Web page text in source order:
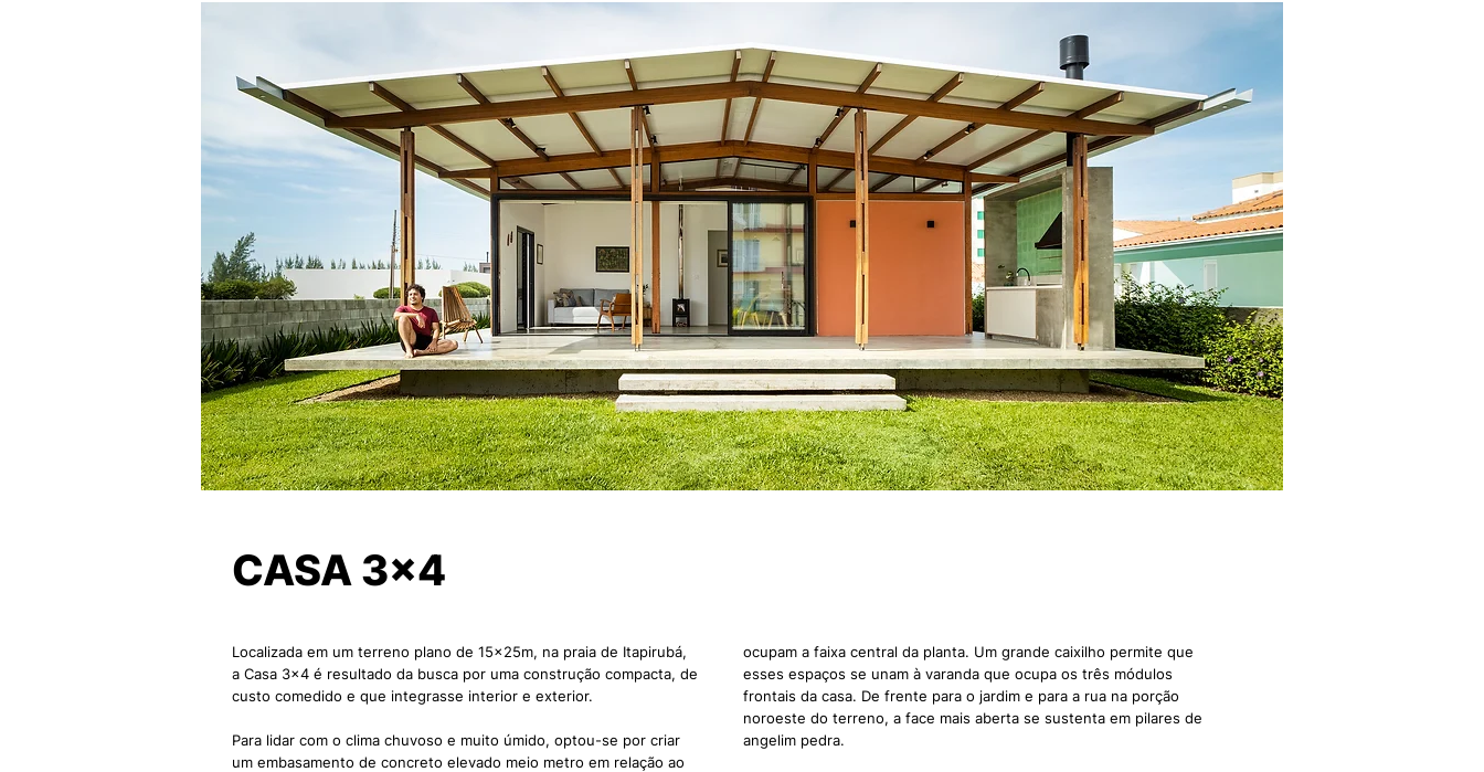
CASA 3x4
Localizada em um terreno plano de 15x25m, na praia de Itapirubá,
a Casa 3x4 é resultado da busca por uma construção compacta, de
custo comedido e que integrasse interior e exterior.
Para lidar com o clima chuvoso e muito úmido, optou-se por criar
um embasamento de concreto elevado meio metro em relação ao
ocupam a faixa central da planta. Um grande caixilho permite que
esses espaços se unam à varanda que ocupa os três módulos
frontais da casa. De frente para o jardim e para a rua na porção
noroeste do terreno, a face mais aberta se sustenta em pilares de
angelim pedra.